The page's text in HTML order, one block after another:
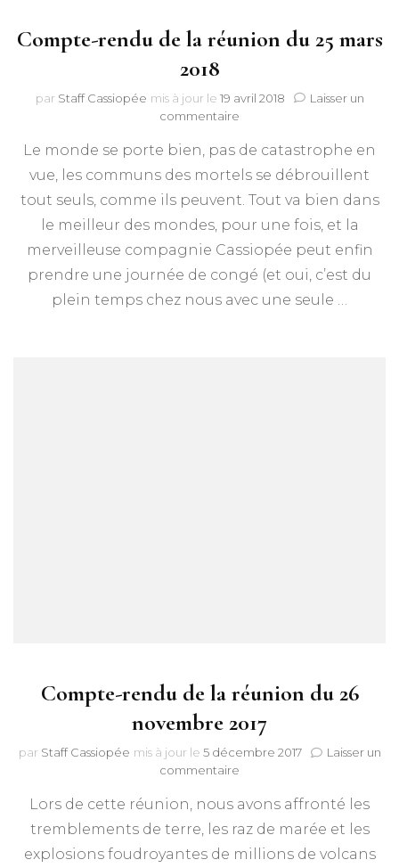
Compte-rendu de la réunion du 25 mars
2018
par Staff Cassiopée mis à jour le 19 avril 2018
Laisser un
commentaire
rendu
de
réunion
du
mars
2018
Le monde se porte bien, pas de catastrophe en
vue, les communs des mortels se débrouillent
tout seuls, comme ils peuvent. Tout va bien dans
le meilleur des mondes, pour une fois, et la
merveilleuse compagnie Cassiopée peut enfin
prendre une journée de congé (et oui, c’est du
plein temps chez nous avec une seule …
Compte-rendu de la réunion du 26
novembre 2017
par Staff Cassiopée mis à jour le 5 décembre 2017
Laisser un
commentaire
rendu
de
réunion
Lors de cette réunion, nous avons affronté les
tremblements de terre, les raz de marée et les
explosions foudroyantes de millions de volcans